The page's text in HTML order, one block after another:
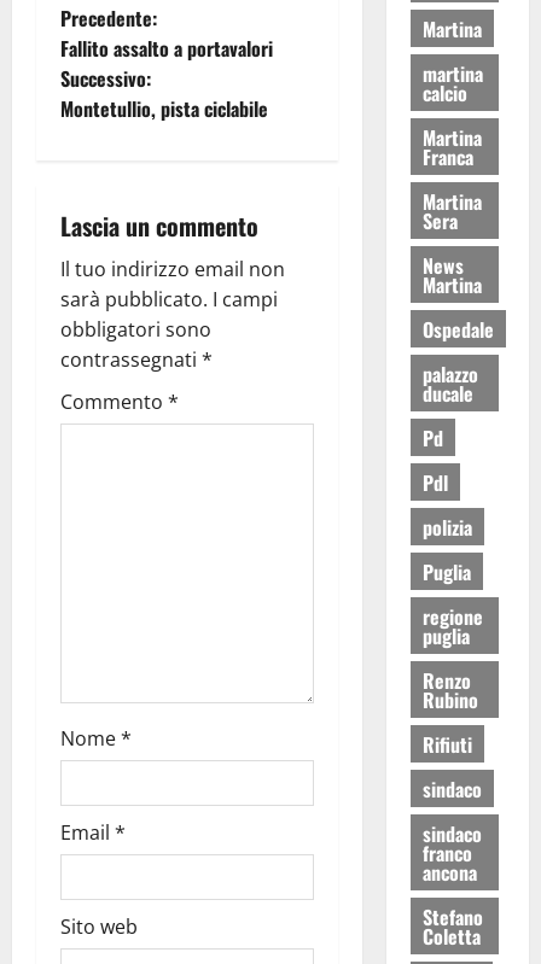
Precedente:
Fallito assalto a portavalori
Successivo:
Montetullio, pista ciclabile
Lascia un commento
Il tuo indirizzo email non
sarà pubblicato. I campi
obbligatori sono
contrassegnati *
Commento *
Nome*
Email *
Sito web
Martina
martina
calcio
Martina
Franca
Martina
Sera
News
Martina
Ospedale
palazzo
ducale
Pd
Pdl
polizia
Puglia
regione
puglia
Renzo
Rubino
Rifiuti
sindaco
sindaco
franco
ancona
Stefano
Coletta